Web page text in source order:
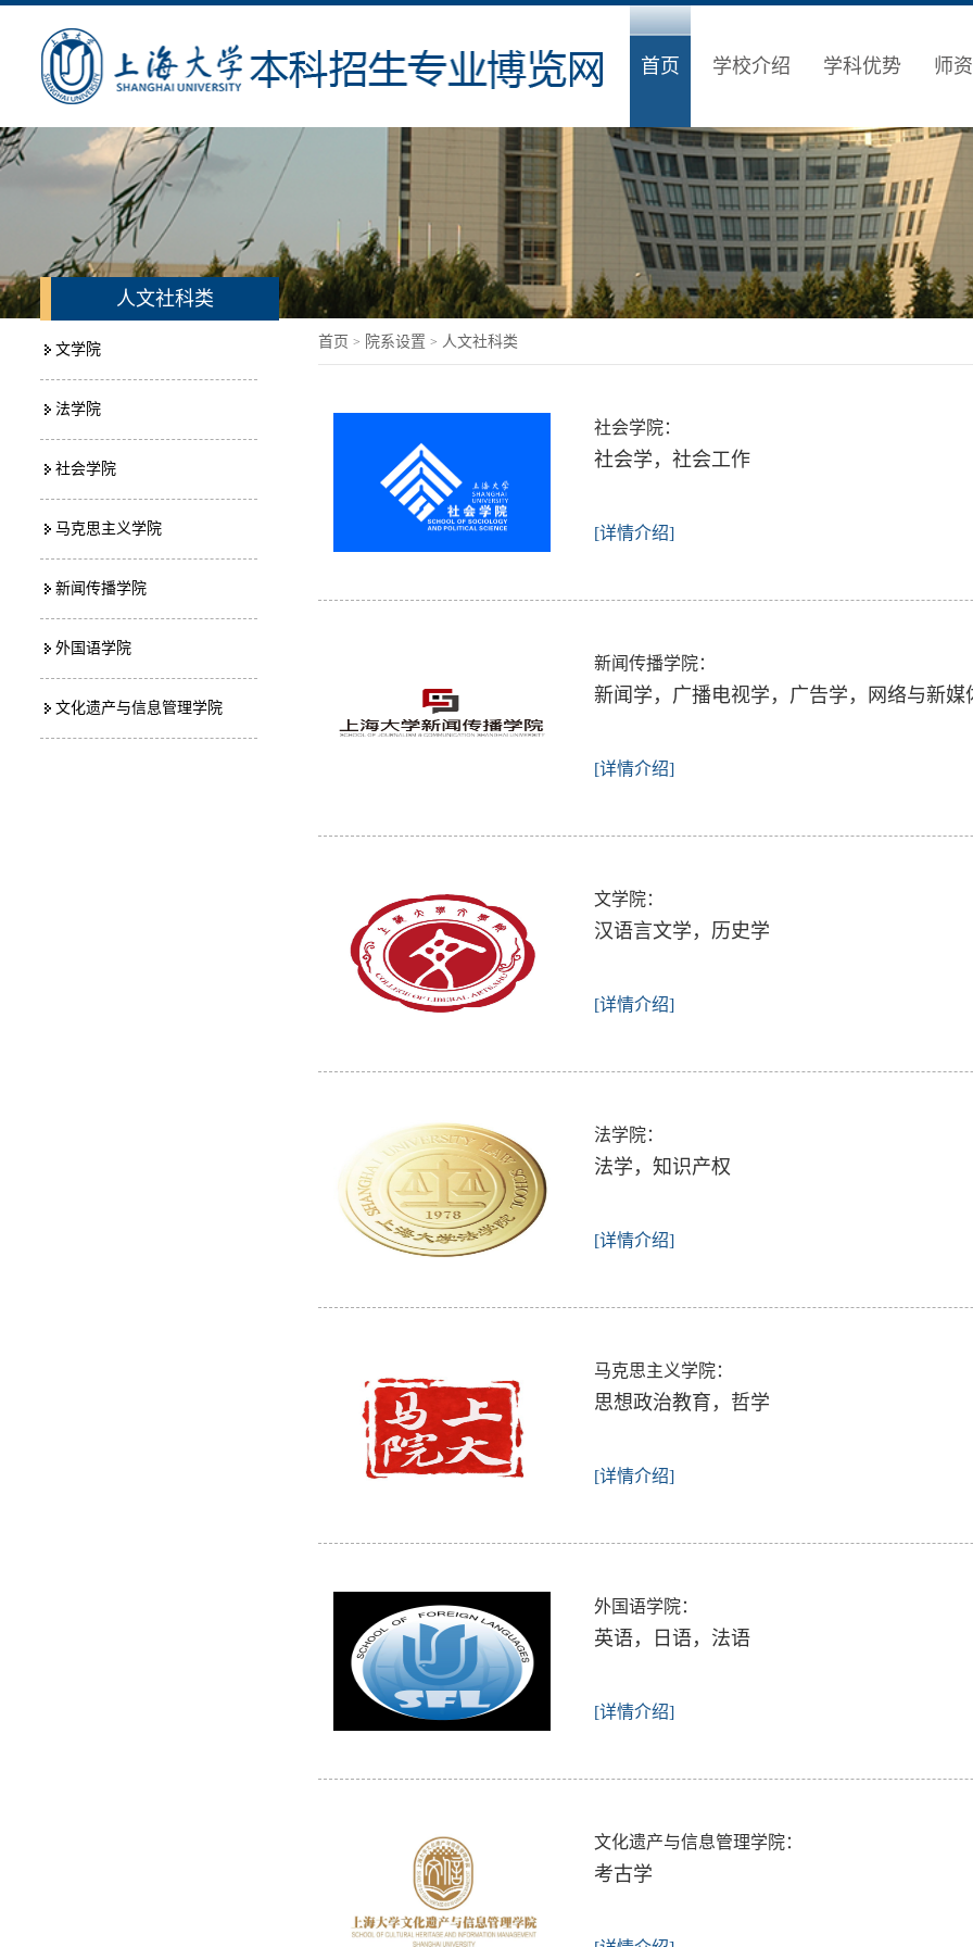
首页 学校介绍 学科优势 师
人文社科类
文学院
法学院
社会学院
马克思主义学院
新闻传播学院
外国语学院
文化遗产与信息管理学院
首页 > 院系设置 > 人文社科类
社会学院：
社会学，社会工作
[详情介绍]
新闻传播学院：
新闻学，广播电视学，广告学，网络与新媒
[详情介绍]
文学院：
汉语言文学，历史学
[详情介绍]
法学院：
法学，知识产权
[详情介绍]
马克思主义学院：
思想政治教育，哲学
[详情介绍]
外国语学院：
​英语，日语，法语
[详情介绍]
文化遗产与信息管理学院：
​考古学